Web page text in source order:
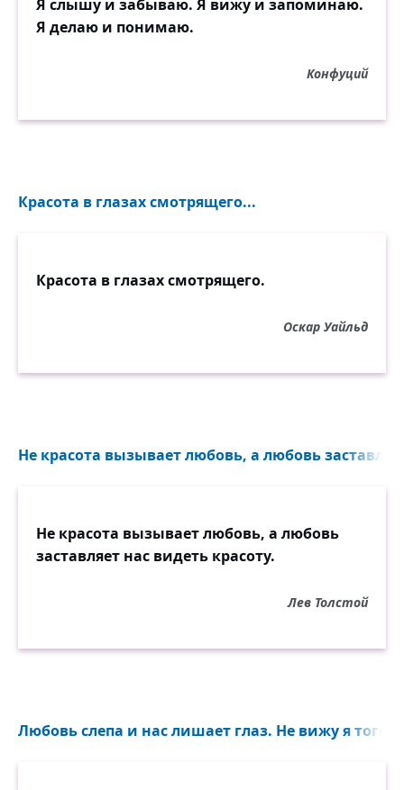
Я слышу и забываю. Я вижу и запоминаю.
Я делаю и понимаю.
Конфуций
Красота в глазах смотрящего...
Красота в глазах смотрящего.
Оскар Уайльд
Не красота вызывает любовь, а любовь
Не красота вызывает любовь, а любовь
заставляет нас видеть красоту.
Лев Толстой
Любовь слепа и нас лишает глаз. Не вижу я того,